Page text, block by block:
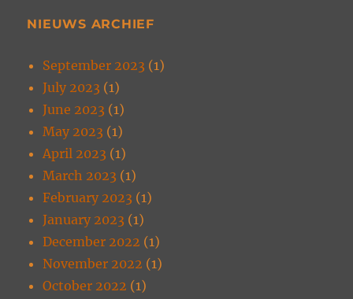
NIEUWS ARCHIEF
September 2023 (1)
July 2023 (1)
June 2023 (1)
May 2023 (1)
April 2023 (1)
March 2023 (1)
February 2023 (1)
January 2023 (1)
December 2022 (1)
November 2022 (1)
October 2022 (1)